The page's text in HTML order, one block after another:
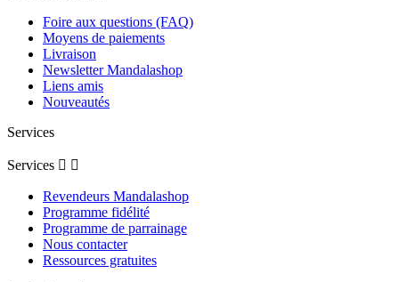
Foire aux questions (FAQ)
Moyens de paiements
Livraison
Newsletter Mandalashop
Liens amis
Nouveautés
Services
Services  
Revendeurs Mandalashop
Programme fidélité
Programme de parrainage
Nous contacter
Ressources gratuites